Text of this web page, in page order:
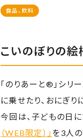
食品、飲料
こいのぼりの絵
「のりあーと®」シリ
に乗せたり、おにぎり
今回は、子どもの日
（WEB限定）」 を3人の